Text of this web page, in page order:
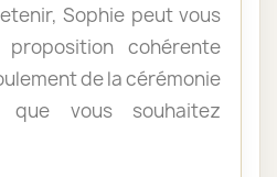
Sophie peut vous
cohérente
de la cérémonie
vous souhaitez